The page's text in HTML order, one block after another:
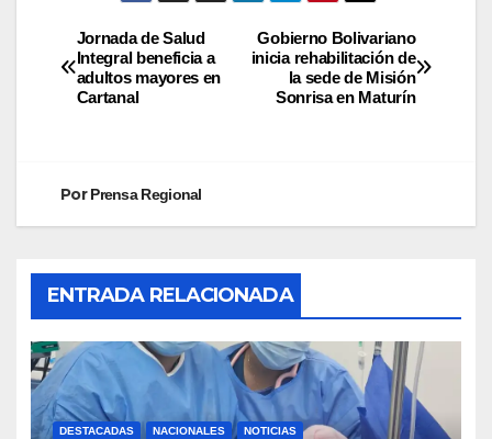
Gobierno Bolivariano
inicia rehabilitación de
la sede de Misión
Sonrisa en Maturín
Jornada de Salud
Integral beneficia a
adultos mayores en
Cartanal
PorPrensa Regional
ENTRADA RELACIONADA
DESTACADAS NACIONALES NOTICIAS